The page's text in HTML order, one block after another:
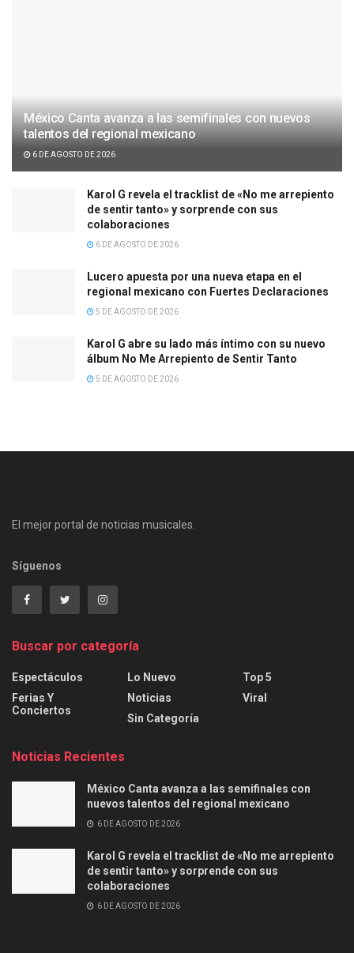
México Canta avanza a las semifinales con nuevos
talentos del regional mexicano
6 DE AGOSTO DE 2026
Karol G revela el tracklist de «No me arrepiento
de sentir tanto» y sorprende con sus
colaboraciones
6 DE AGOSTO DE 2026
Lucero apuesta por una nueva etapa en el
regional mexicano con Fuertes Declaraciones
5 DE AGOSTO DE 2026
Karol G abre su lado más íntimo con su nuevo
álbum No Me Arrepiento de Sentir Tanto
5 DE AGOSTO DE 2026
El mejor portal de noticias musicales.
Síguenos
Buscar por categoría
Espectáculos
Ferias Y
Conciertos
Lo Nuevo
Noticias
Sin Categoría
Top 5
Viral
Noticias Recientes
México Canta avanza a las semifinales con
nuevos talentos del regional mexicano
6 DE AGOSTO DE 2026
Karol G revela el tracklist de «No me arrepiento
de sentir tanto» y sorprende con sus
colaboraciones
6 DE AGOSTO DE 2026